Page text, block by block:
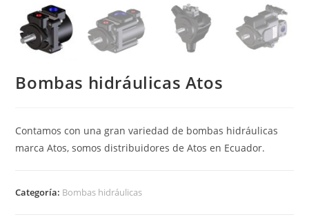
Bombas hidráulicas Atos
Contamos con una gran variedad de bombas hidráulicas
marca Atos, somos distribuidores de Atos en Ecuador.
Categoría: Bombas hidráulicas